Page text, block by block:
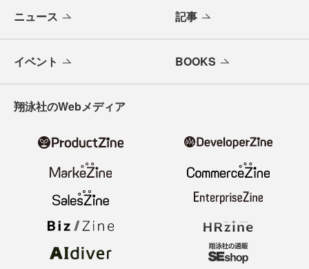
ニュース 記事
イベント BOOKS
翔泳社のWebメディア